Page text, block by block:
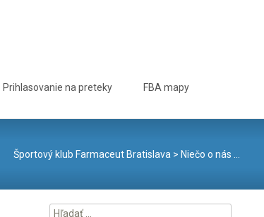
Prihlasovanie na preteky FBA mapy
Športový klub Farmaceut Bratislava > Niečo o nás …
Hľadať: